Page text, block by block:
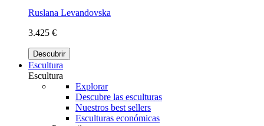
Ruslana Levandovska
3.425 €
Descubrir
Escultura
Escultura
Explorar
Descubre las esculturas
Nuestros best sellers
Esculturas económicas